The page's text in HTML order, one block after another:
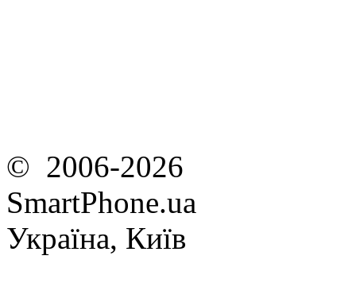
© 2006-2026
SmartPhone.ua
Україна, Київ